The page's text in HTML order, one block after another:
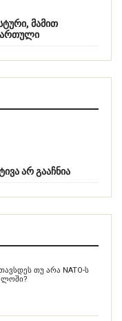
მამით
არ გააჩნია
თუ არა NATO-ს